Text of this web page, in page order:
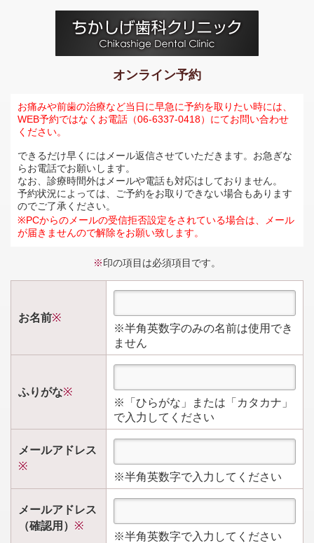
オンライン予約
お痛みや前歯の治療など当日に早急に予約を取りたい時には、
WEB予約ではなくお電話（06-6337-0418）にてお問い合わせ
ください。
できるだけ早くにはメール返信させていただきます。お急ぎな
らお電話でお願いします。
なお、診療時間外はメールや電話も対応はしておりません。
予約状況によっては、ご予約をお取りできない場合もあります
のでご了承ください。
※PCからのメールの受信拒否設定をされている場合は、メール
が届きませんので解除をお願い致します。
※印の項目は必須項目です。
お名前※
※半角英数字のみの名前は使用でき
ません
ふりがな※
※「ひらがな」または「カタカナ」
で入力してください
メールアドレス
※
※半角英数字で入力してください
メールアドレス
（確認用） ※
※半角英数字で入力してください